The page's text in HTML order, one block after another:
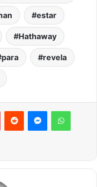
estar
Hathaway
para revela
PinterestReddit Messenger